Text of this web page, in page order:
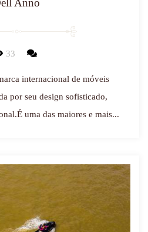
Anno
33
internacional de móveis
por seu design sofisticado,
uma das maiores e mais...